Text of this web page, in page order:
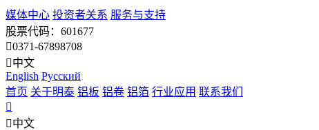
媒体中心 投资者关系 服务与支持
股票代码：601677
0371-67898708
中文
English Pусский
首页 关于明泰 铝板 铝卷 铝箔 行业应用 联系我们
中文